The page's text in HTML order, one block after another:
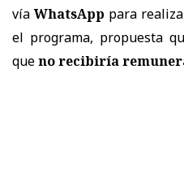
víaWhatsApp para
el programa, propuesta
queno recibiría